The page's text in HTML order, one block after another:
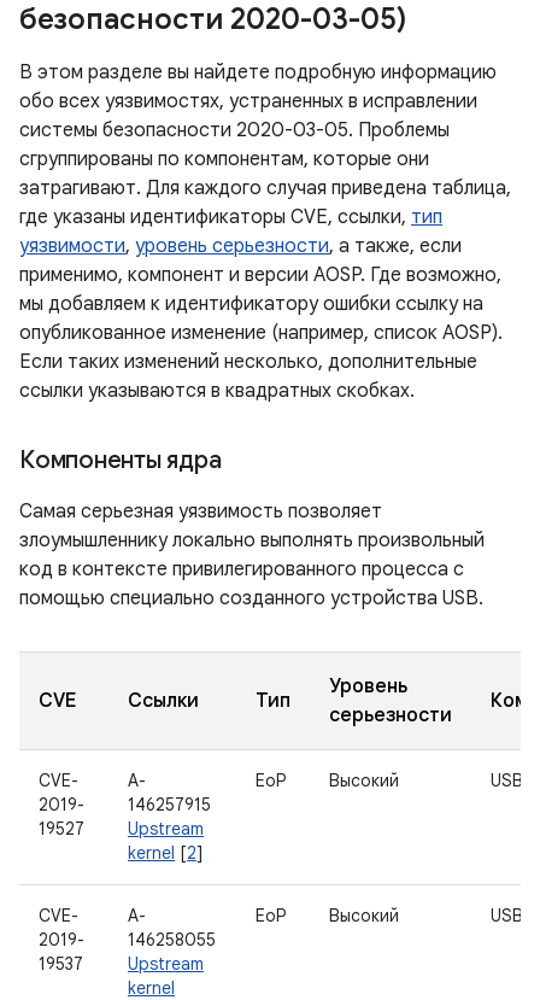
безопасности 2020-03-05)
В этом разделе вы найдете подробную информацию
обо всех уязвимостях, устраненных в исправлении
системы безопасности 2020-03-05. Проблемы
сгруппированы по компонентам, которые они
затрагивают. Для каждого случая приведена таблица,
где указаны идентификаторы CVE, ссылки, тип
уязвимости, уровень серьезности, а также, если
применимо, компонент и версии AOSP. Где возможно,
мы добавляем к идентификатору ошибки ссылку на
опубликованное изменение (например, список AOSP).
Если таких изменений несколько, дополнительные
ссылки указываются в квадратных скобках.
Компоненты ядра
Самая серьезная уязвимость позволяет
злоумышленнику локально выполнять произвольный
код в контексте привилегированного процесса с
помощью специально созданного устройства USB.
CVE Ссылки Тип
Уровень
серьезности
CVE-
2019-
19527
A-
146257915
Upstream
kernel [2]
EoP Высокий USB
CVE-
2019-
19537
A-
146258055
Upstream
kernel
EoP Высокий USB